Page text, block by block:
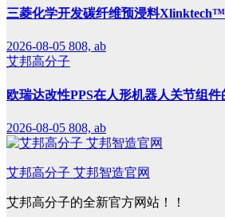
三菱化学开发碳纤维预浸料
2026-08-05 808, ab
艾邦高分子
欧瑞达改性PPS在人形机器人关节组
2026-08-05 808, ab
艾邦高分子 艾邦智造官网
艾邦高分子的全新官方网站！！